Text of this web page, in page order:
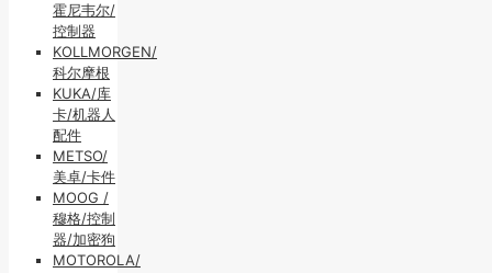
霍尼韦尔/
控制器
KOLLMORGEN/
科尔摩根
KUKA/库
卡/机器人
配件
METSO/
美卓/卡件
MOOG /
穆格/控制
器/加密狗
MOTOROLA/